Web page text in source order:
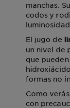
manchas.
codos y
El jugo de
un nivel de
que
formas no
Como
con